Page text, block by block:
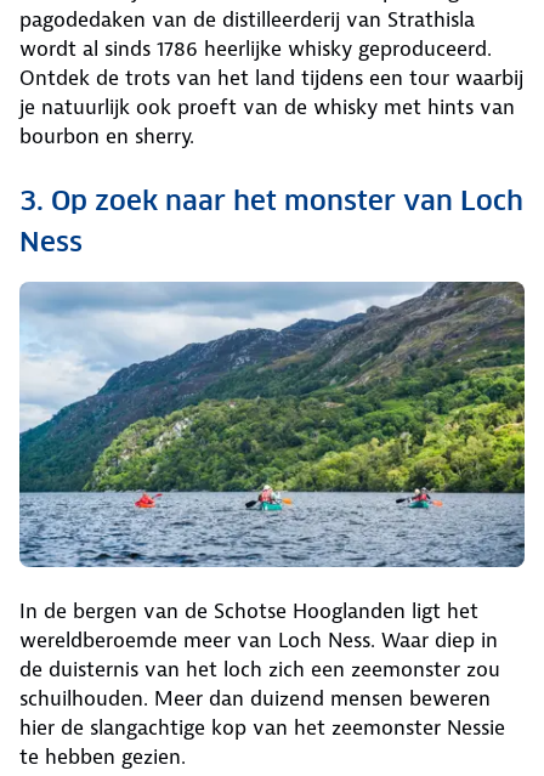
pagodedaken van de distilleerderij van Strathisla
wordt al sinds 1786 heerlijke whisky geproduceerd.
Ontdek de trots van het land tijdens een tour waarbij
je natuurlijk ook proeft van de whisky met hints van
bourbon en sherry.
3. Op zoek naar het monster van Loch
Ness
In de bergen van de Schotse Hooglanden ligt het
wereldberoemde meer van Loch Ness. Waar diep in
de duisternis van het loch zich een zeemonster zou
schuilhouden. Meer dan duizend mensen beweren
hier de slangachtige kop van het zeemonster Nessie
te hebben gezien.